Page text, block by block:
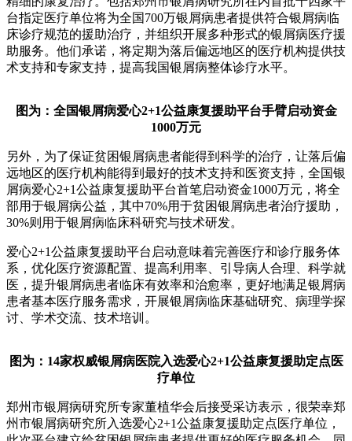
台指定医疗单位将为全国700万银屑病患者提供符合银屑病临
床诊疗规范的援助治疗，并组织开展多种形式的银屑病医疗援
助服务。他们承诺，将定期为落后偏远地区的医疗机构提供技
术支持和专家支持，提高我国银屑病整体诊疗水平。
图为：全国银屑病爱心2+1公益康复援助平台手臂启动资金
1000万元
另外，为了保证贫困银屑病患者能得到科学的治疗，让落后偏
远地区的医疗机构能得到最好的技术支持和医资支持，全国银
屑病爱心2+1公益康复援助平台首笔启动资金1000万元，将全
部用于银屑病公益，其中70%用于贫困银屑病患者治疗援助，
30%则用于银屑病临床科研究与技术研发。
爱心2+1公益康复援助平台启动意味着完善医疗和诊疗服务体
系，优化医疗资源配置、提高利用率、引导病人合理、科学就
医，提升银屑病患者临床有效率和治愈率，更好地满足银屑病
患者基本医疗服务需求，开展银屑病临床基础研究、病理学探
讨、学术交流、技术培训。
图为：14家权威银屑病医院入选爱心2+1公益康复援助定点医
疗单位
郑州市银屑病研究所专家董植华会后接受采访表示，很荣幸郑
州市银屑病研究所入选爱心2+1公益康复援助定点医疗单位，